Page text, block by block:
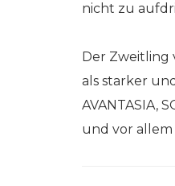
nicht zu
Der Zweitling
als starker
AVANTASIA,
und vor